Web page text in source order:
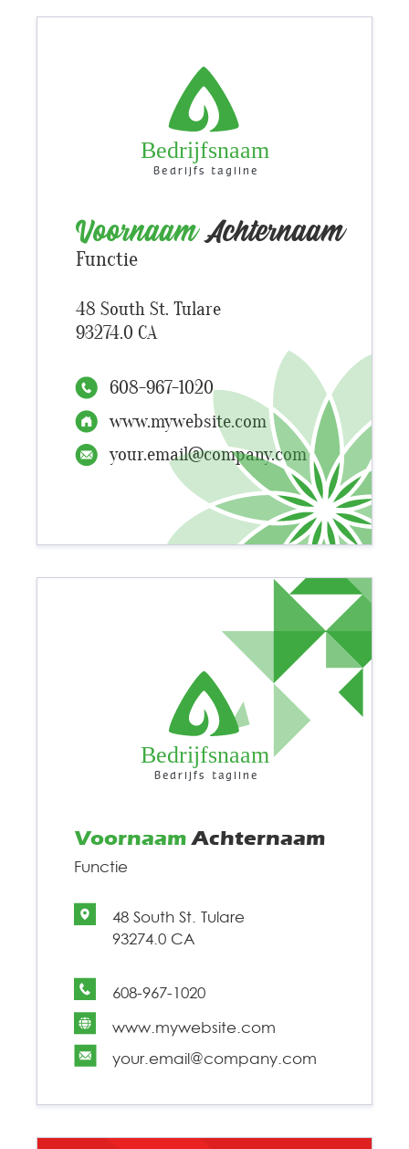
your.email@company.com
608-967-1020
www.mywebsite.com
Functie
48 South St. Tulare
93274.0 CA
VoornaamAchternaam
Bedrijfsnaam
Bedrijfs tagline
your.email@company.com
608-967-1020
www.mywebsite.com
Functie
48 South St. Tulare
93274.0 CA
VoornaamAchternaam
Bedrijfsnaam
Bedrijfs tagline